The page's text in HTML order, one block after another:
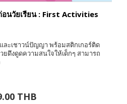
นวัยเรียน : First Activities
ะเชาวน์ปัญญา พร้อมสติกเกอร์ติด
ดึงดูดความสนใจให้เด็กๆ สามารถ
THB